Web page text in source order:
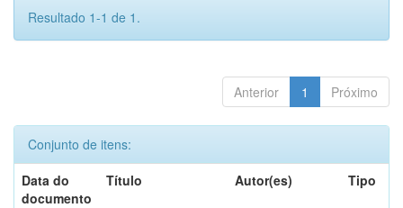
Resultado 1-1 de 1.
Anterior 1 Próximo
Conjunto de itens:
Data do
documento
Título Autor(es) Tipo